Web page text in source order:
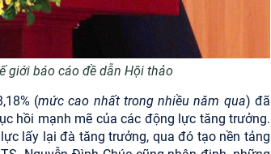
giới báo cáo đề dẫn Hội thảo
(mức cao nhất trong nhiều năm qua) đã
hồi mạnh mẽ của các động lực tăng trưởng.
lấy lại đà tăng trưởng, qua đó tạo nền tảng